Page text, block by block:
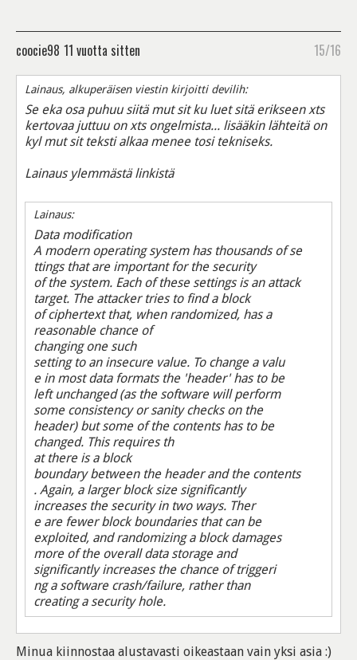
coocie98 11 vuotta sitten 15/16
Lainaus, alkuperäisen viestin kirjoitti devilih:
Se eka osa puhuu siitä mut sit ku luet sitä erikseen xts
kertovaa juttuu on xts ongelmista... lisääkin lähteitä on
kyl mut sit teksti alkaa menee tosi tekniseks.
Lainaus ylemmästä linkistä
Lainaus:
Data modification
A modern operating system has thousands of se
ttings that are important for the security
of the system. Each of these settings is an attack
target. The attacker tries to find a block
of ciphertext that, when randomized, has a
reasonable chance of
changing one such
setting to an insecure value. To change a valu
e in most data formats the 'header' has to be
left unchanged (as the software will perform
some consistency or sanity checks on the
header) but some of the contents has to be
changed. This requires th
at there is a block
boundary between the header and the contents
. Again, a larger block size significantly
increases the security in two ways. Ther
e are fewer block boundaries that can be
exploited, and randomizing a block damages
more of the overall data storage and
significantly increases the chance of triggeri
ng a software crash/failure, rather than
creating a security hole.
Minua kiinnostaa alustavasti oikeastaan vain yksi asia :)